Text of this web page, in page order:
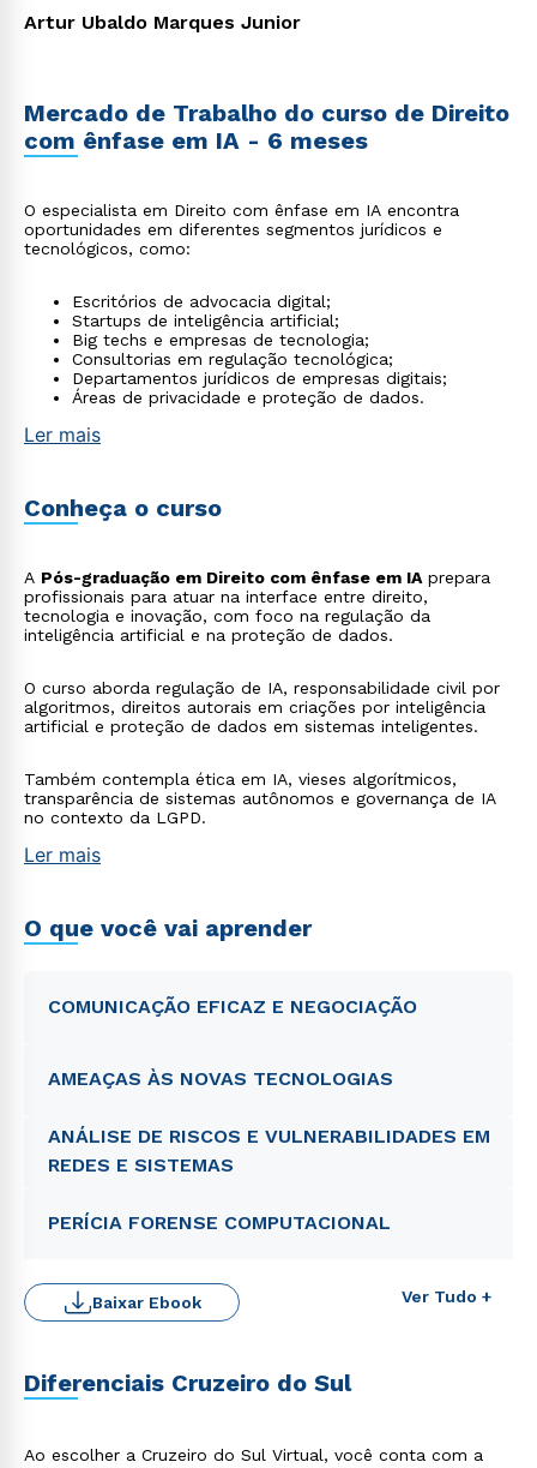
Artur Ubaldo Marques Junior
Mercado de Trabalho do curso de Direito
com ênfase em IA - 6 meses
O especialista em Direito com ênfase em IA encontra
oportunidades em diferentes segmentos jurídicos e
tecnológicos, como:
Escritórios de advocacia digital;
Startups de inteligência artificial;
Big techs e empresas de tecnologia;
Consultorias em regulação tecnológica;
Departamentos jurídicos de empresas digitais;
Áreas de privacidade e proteção de dados.
Ler mais
Conheça o curso
A Pós-graduação em Direito com ênfase em IA prepara
profissionais para atuar na interface entre direito,
tecnologia e inovação, com foco na regulação da
inteligência artificial e na proteção de dados.
O curso aborda regulação de IA, responsabilidade civil por
algoritmos, direitos autorais em criações por inteligência
artificial e proteção de dados em sistemas inteligentes.
Também contempla ética em IA, vieses algorítmicos,
transparência de sistemas autônomos e governança de IA
no contexto da LGPD.
Ler mais
O que você vai aprender
COMUNICAÇÃO EFICAZ E NEGOCIAÇÃO
AMEAÇAS ÀS NOVAS TECNOLOGIAS
ANÁLISE DE RISCOS E VULNERABILIDADES EM
REDES E SISTEMAS
PERÍCIA FORENSE COMPUTACIONAL
Ver Tudo +
Baixar Ebook
Diferenciais Cruzeiro do Sul
Ao escolher a Cruzeiro do Sul Virtual, você conta com a